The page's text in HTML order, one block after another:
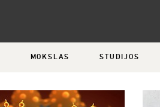
MOKSLAS STUDIJOS